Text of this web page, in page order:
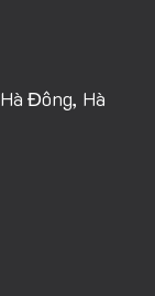
Đông, Hà